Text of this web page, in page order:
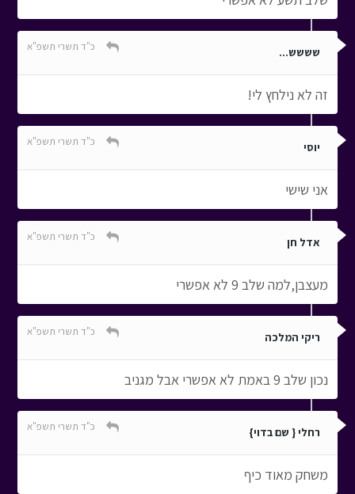
שששש... כ"ד תשרי תשפ"א
זה לא נילחץ לי!
יוסי כ"ד תשרי תשפ"א
אני שישי
אדל חן כ"ד תשרי תשפ"א
מעצבן,למה שלב 9 לא אפשרי
ריקי המלכה כ"ד תשרי תשפ"א
נכון שלב 9 באמת לא אפשרי אבל מגניב
רחלי { שם בדוי} כ"ד תשרי תשפ"א
משחק מאוד כיף